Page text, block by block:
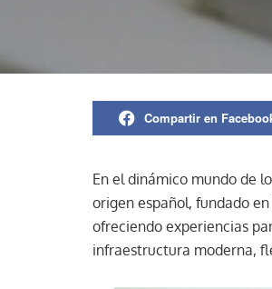
Compartir en
En el dinámico mundo de
origen español, fundado
ofreciendo experiencias
infraestructura moderna,